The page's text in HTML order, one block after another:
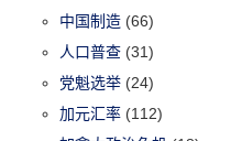
中国制造 (66)
人口普查 (31)
党魁选举 (24)
加元汇率 (112)